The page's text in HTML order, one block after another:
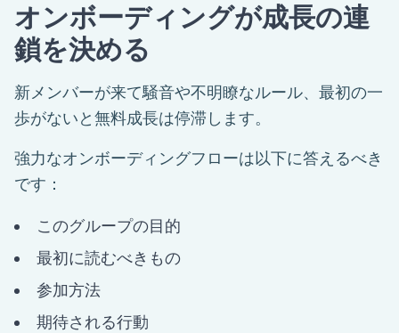
オンボーディングが成長の連
鎖を決める
新メンバーが来て騒音や不明瞭なルール、最初の一
歩がないと無料成長は停滞します。
強力なオンボーディングフローは以下に答えるべき
です：
このグループの目的
最初に読むべきもの
参加方法
期待される行動